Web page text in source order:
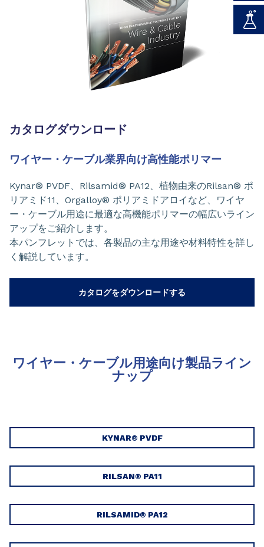
カタログダウンロード
ワイヤー・ケーブル業界向け高性能ポリマー
Kynar® PVDF、Rilsamid® PA12、植物由来のRilsan® ポ
リアミド11、Orgalloy® ポリアミドアロイなど、ワイヤ
ー・ケーブル用途に最適な高機能ポリマーの幅広いライン
アップをご紹介します。
本パンフレットでは、各製品の主な用途や材料特性を詳し
く解説しています。
カタログをダウンロードする
ワイヤー・ケーブル用途向け製品ライン
ナップ
KYNAR® PVDF
RILSAN® PA11
RILSAMID® PA12